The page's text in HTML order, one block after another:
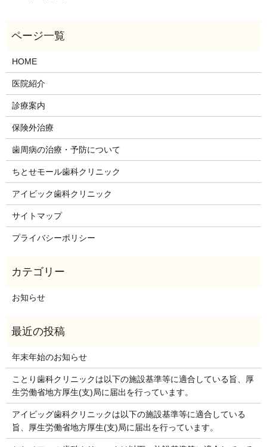
HOME
医院紹介
診療案内
保険外治療
歯周病の治療・予防について
ちとせモール歯科クリニック
アイビック歯科クリニック
サイトマップ
プライバシーポリシー
お知らせ
年末年始のお知らせ
ことり歯科クリニックは以下の施設基準等に適合している旨、厚
生労働省地方厚生(支)局に届出を行っています。
アイビッグ歯科クリニックは以下の施設基準等に適合している
旨、厚生労働省地方厚生(支)局に届出を行っています。